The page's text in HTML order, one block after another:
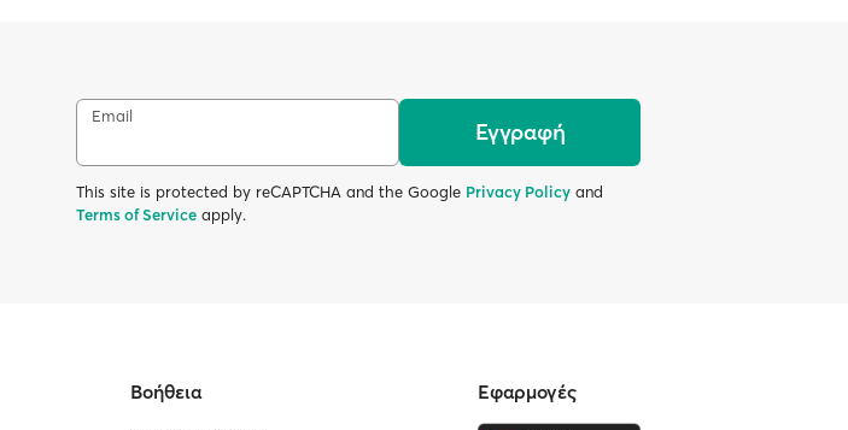
Email
Εγγραφή
This site is protected by reCAPTCHA and the Google Privacy Policy and
Terms of Service apply.
Βοήθεια
Εφαρμογές